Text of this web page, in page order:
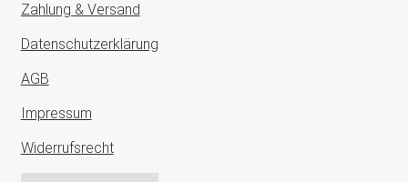
Zahlung & Versand
Datenschutzerklärung
AGB
Impressum
Widerrufsrecht